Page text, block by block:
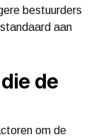
bestuurders
aan
de
om de